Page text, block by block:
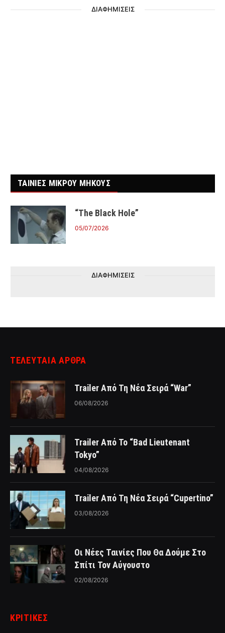
ΔΙΑΦΗΜΙΣΕΙΣ
ΤΑΙΝΙΕΣ ΜΙΚΡΟΥ ΜΗΚΟΥΣ
“The Black Hole”
05/07/2026
ΔΙΑΦΗΜΙΣΕΙΣ
ΤΕΛΕΥΤΑΙΑ ΑΡΘΡΑ
Trailer Από Τη Νέα Σειρά “War”
06/08/2026
Trailer Από Το “Bad Lieutenant
Tokyo”
04/08/2026
Trailer Από Τη Νέα Σειρά “Cupertino”
03/08/2026
Οι Νέες Ταινίες Που Θα Δούμε Στο
Σπίτι Τον Αύγουστο
02/08/2026
ΚΡΙΤΙΚΈΣ